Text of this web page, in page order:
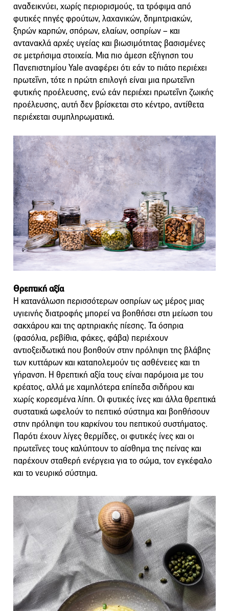
αναδεικνύει, χωρίς περιορισμούς, τα τρόφιμα από
φυτικές πηγές φρούτων, λαχανικών, δημητριακών,
ξηρών καρπών, σπόρων, ελαίων, οσπρίων – και
αντανακλά αρχές υγείας και βιωσιμότητας βασισμένες
σε μετρήσιμα στοιχεία. Μια πιο άμεση εξήγηση του
Πανεπιστημίου Yale αναφέρει ότι εάν το πιάτο περιέχει
πρωτεΐνη, τότε η πρώτη επιλογή είναι μια πρωτεΐνη
φυτικής προέλευσης, ενώ εάν περιέχει πρωτεΐνη ζωικής
προέλευσης, αυτή δεν βρίσκεται στο κέντρο, αντίθετα
περιέχεται συμπληρωματικά.
Θρεπτική αξία
Η κατανάλωση περισσότερων οσπρίων ως μέρος μιας
υγιεινής διατροφής μπορεί να βοηθήσει στη μείωση του
σακχάρου και της αρτηριακής πίεσης. Τα όσπρια
(φασόλια, ρεβίθια, φάκες, φάβα) περιέχουν
αντιοξειδωτικά που βοηθούν στην πρόληψη της βλάβης
των κυττάρων και καταπολεμούν τις ασθένειες και τη
γήρανση. Η θρεπτική αξία τους είναι παρόμοια με του
κρέατος, αλλά με χαμηλότερα επίπεδα σιδήρου και
χωρίς κορεσμένα λίπη. Οι φυτικές ίνες και άλλα θρεπτικά
συστατικά ωφελούν το πεπτικό σύστημα και βοηθήσουν
στην πρόληψη του καρκίνου του πεπτικού συστήματος.
Παρότι έχουν λίγες θερμίδες, οι φυτικές ίνες και οι
πρωτεΐνες τους καλύπτουν το αίσθημα της πείνας και
παρέχουν σταθερή ενέργεια για το σώμα, τον εγκέφαλο
και το νευρικό σύστημα.